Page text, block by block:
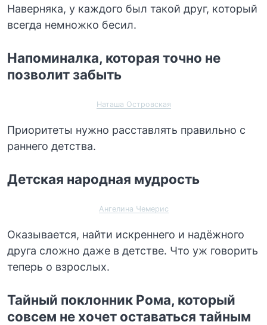
Наверняка, у каждого был такой друг, который
всегда немножко бесил.
Напоминалка, которая точно не
позволит забыть
Наташа Островская
Приоритеты нужно расставлять правильно с
раннего детства.
Детская народная мудрость
Ангелина Чемерис
Оказывается, найти искреннего и надёжного
друга сложно даже в детстве. Что уж говорить
теперь о взрослых.
Тайный поклонник Рома, который
совсем не хочет оставаться тайным